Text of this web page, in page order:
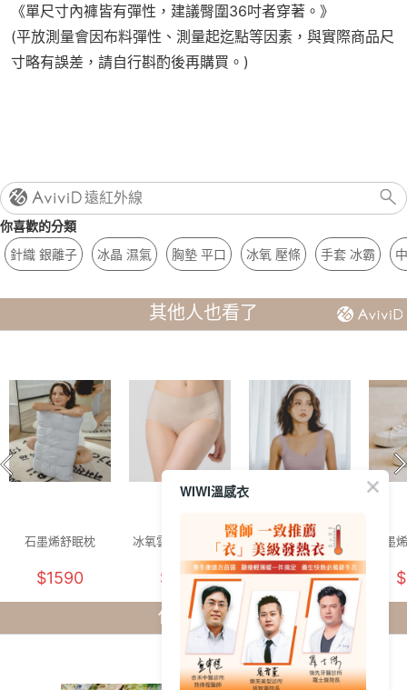
《單尺寸內褲皆有彈性，建議臀圍36吋者穿著。》
(平放測量會因布料彈性、測量起迄點等因素，與實際商品尺
寸略有誤差，請自行斟酌後再購買。)
遠紅外線
你喜歡的分類
針織 銀離子
冰晶 濕氣 胸墊 平口 冰氧 壓條 手套 冰霸
其他人也看了
石墨烯舒眠枕
$1590
冰氧雲柔無痕內褲
(燕麥奶 F)
$250
舒活提托美胸無痕
內衣(浪漫紫 女M-
2XL)
$880
石墨
你剛剛看了
WIWI溫感衣